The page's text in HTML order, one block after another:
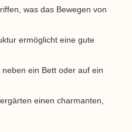
was das Bewegen von
ermöglicht eine gute
ein Bett oder auf ein
einen charmanten,